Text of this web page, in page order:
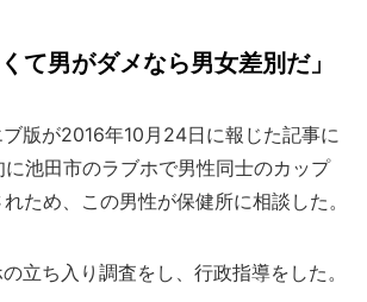
て男がダメなら男女差別だ」
版が2016年10月24日に報じた記事に
に池田市のラブホで男性同士のカップ
ため、この男性が保健所に相談した。
立ち入り調査をし、行政指導をした。